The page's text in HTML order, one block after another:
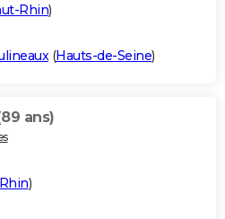
Rhin)
(Hauts-de-Seine)
ans)
)